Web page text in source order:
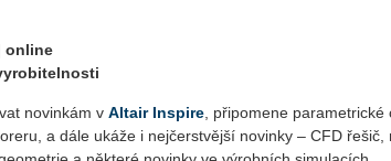
on­li­ne
no­vin­kám v Al­tair In­spi­re , při­po­me­ne
a dále ukáže i nej­čer­s­tvěj­ší no­vin­ky – CFD řešič,